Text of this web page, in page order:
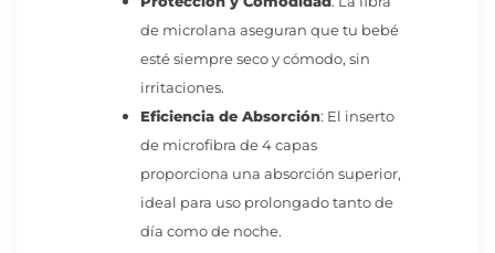
de microlana aseguran que tu bebé
esté siempre seco y cómodo, sin
irritaciones.
Eficiencia de Absorción: El inserto
de microfibra de 4 capas
proporciona una absorción superior,
ideal para uso prolongado tanto de
día como de noche.